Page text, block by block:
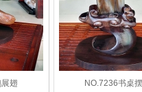
翅 NO.7236书桌